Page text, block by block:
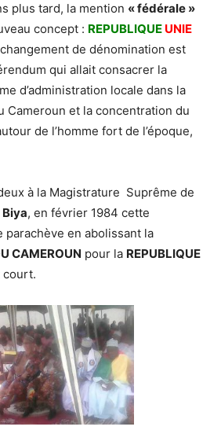
plus tard, la mention « fédérale »
concept : REPUBLIQUE UNIE
de dénomination est
qui allait consacrer la
d’administration locale dans la
Cameroun et la concentration du
de l’homme fort de l’époque,
à la Magistrature Suprême de
, en février 1984 cette
parachève en abolissant la
CAMEROUN pour la REPUBLIQUE
court.